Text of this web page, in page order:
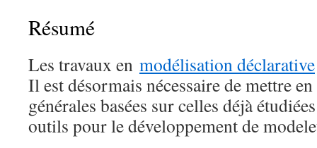
Résumé
Les travaux en modélisation déclarative
Il est désormais nécessaire de mettre
générales basées sur celles déjà
outils pour le développement de